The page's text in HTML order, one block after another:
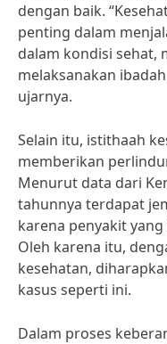
dengan baik.
penting dalam
dalam kondisi sehat,
melaksanakan
ujarnya.
Selain itu, istithaah
memberikan
Menurut data dari
tahunnya terdapat
karena penyakit
Oleh karena itu,
kesehatan,
kasus seperti ini.
Dalam proses